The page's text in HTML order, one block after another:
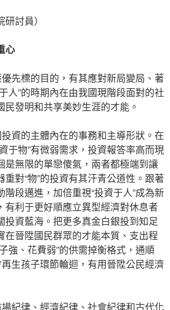
討員）
心
先標的目的，有其應對新局變局、著
人”的時期內在由我國現階段面對的社
發明和共享美妙生涯的才能。
資的主體內在的事務和主導形狀。在
于物”有微弱需求，投資報答率高而現
無限的單戀傻氣，兩者都極端到讓
對“物”的投資有其汗青公道性。跟著
段邁進，加倍重視“投資于人”成為新
利于更好順應立異型經濟對休息者
資藍海。把更多真金白銀投到知足
晉陞國民群眾的才能本質、支出程
強、花費弱”的供需掉衡格式，通順
生孩子環節輪迴，有用晉陞公民經濟
紀律、經濟紀律、社會紀律和古代化